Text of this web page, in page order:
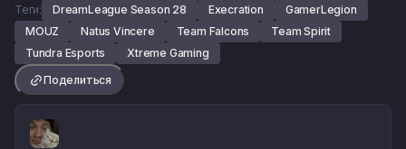
Теги: DreamLeague Season 28 Execration
GamerLegion
MOUZ
Natus Vincere Team Falcons
Team Spirit
Tundra Esports
Xtreme Gaming
Поделиться